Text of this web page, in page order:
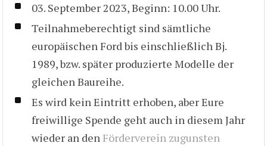
03. September 2023, Beginn: 10.00 Uhr.
Teilnahmeberechtigt sind sämtliche
europäischen Ford bis einschließlich Bj.
1989, bzw. später produzierte Modelle der
gleichen Baureihe.
Es wird kein Eintritt erhoben, aber Eure
freiwillige Spende geht auch in diesem Jahr
wieder an den Förderverein zugunsten